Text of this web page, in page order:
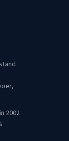
2002